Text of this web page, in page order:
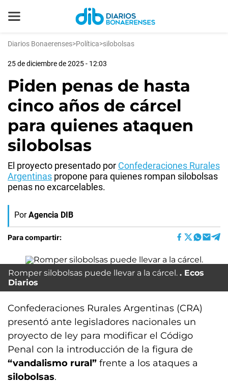
Diarios Bonaerenses>Política>silobolsas
25 de diciembre de 2025 - 12:03
Piden penas de hasta
cinco años de cárcel
para quienes ataquen
silobolsas
El proyecto presentado por Confederaciones Rurales
Argentinas propone para quienes rompan silobolsas
penas no excarcelables.
Por Agencia DIB
Para compartir:
Romper silobolsas puede llevar a la cárcel.
Ecos
Diarios
Confederaciones Rurales Argentinas (CRA)
presentó ante legisladores nacionales un
proyecto de ley para modificar el Código
Penal con la introducción de la figura de
“vandalismo rural” frente a los ataques a
silobolsas.